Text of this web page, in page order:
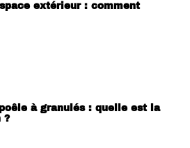
extérieur : comment
à granulés : quelle est la
?